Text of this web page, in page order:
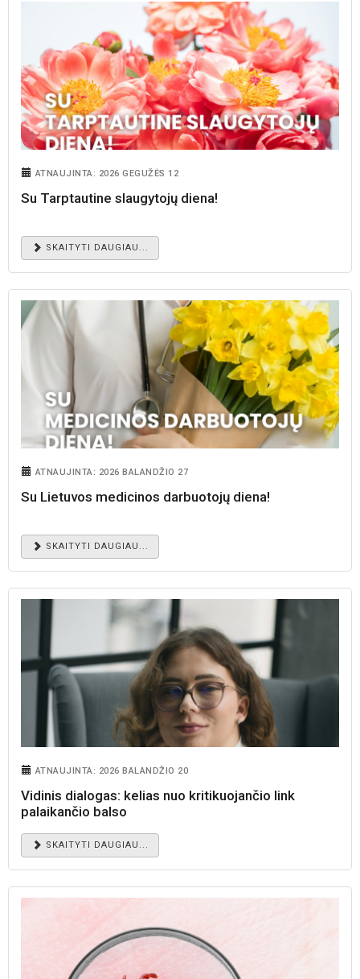
ATNAUJINTA: 2026 GEGUŽĖS 12
Su Tarptautine slaugytojų diena!
SKAITYTI DAUGIAU...
ATNAUJINTA: 2026 BALANDŽIO 27
Su Lietuvos medicinos darbuotojų diena!
SKAITYTI DAUGIAU...
ATNAUJINTA: 2026 BALANDŽIO 20
Vidinis dialogas: kelias nuo kritikuojančio link
palaikančio balso
SKAITYTI DAUGIAU...